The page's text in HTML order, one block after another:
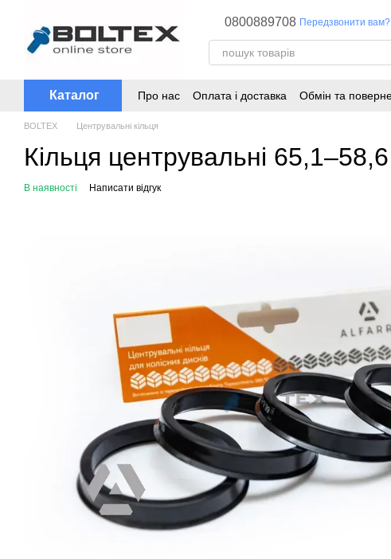
0800889708 Передзвонити вам?
Каталог Про нас Оплата і доставка Обмін та
BOLTEX Центрувальні кільця
Кільця центрувальні
В наявності Написати відгук